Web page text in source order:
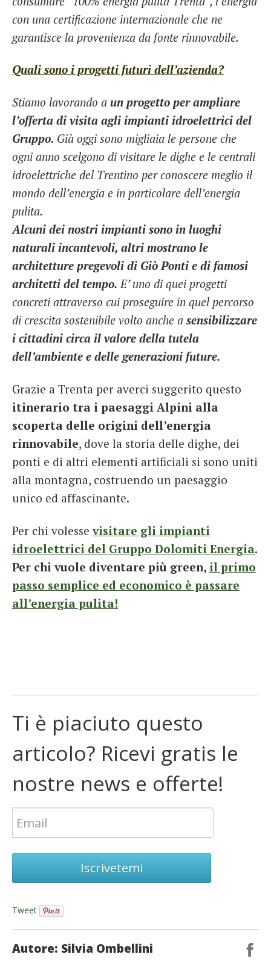
con una certificazione internazionale che ne
garantisce la provenienza da fonte rinnovabile.
Quali sono i progetti futuri dell’azienda?
Stiamo lavorando a un progetto per ampliare
l’offerta di visita agli impianti idroelettrici del
Gruppo. Già oggi sono migliaia le persone che
ogni anno scelgono di visitare le dighe e le centrali
idroelettriche del Trentino per conoscere meglio il
mondo dell’energia e in particolare dell’energia
pulita.
Alcuni dei nostri impianti sono in luoghi
naturali incantevoli, altri mostrano le
architetture pregevoli di Giò Ponti e di famosi
architetti del tempo. E’ uno di quei progetti
concreti attraverso cui proseguire in quel percorso
di crescita sostenibile volto anche a sensibilizzare
i cittadini circa il valore della tutela
dell’ambiente e delle generazioni future.
Grazie a Trenta per averci suggerito questo
itinerario tra i paesaggi Alpini alla
scoperta delle origini dell’energia
rinnovabile, dove la storia delle dighe, dei
ponti e di altri elementi artificiali si sono uniti
alla montagna, costruendo un paesaggio
unico ed affascinante.
Per chi volessevisitare gli impianti
idroelettrici del Gruppo Dolomiti Energia.
Per chi vuole diventare più green, il primo
passo semplice ed economico è passare
all’energia pulita!
Ti è piaciuto questo
articolo? Ricevi gratis le
nostre news e offerte!
Iscrivetemi
Tweet
Autore: Silvia Ombellini